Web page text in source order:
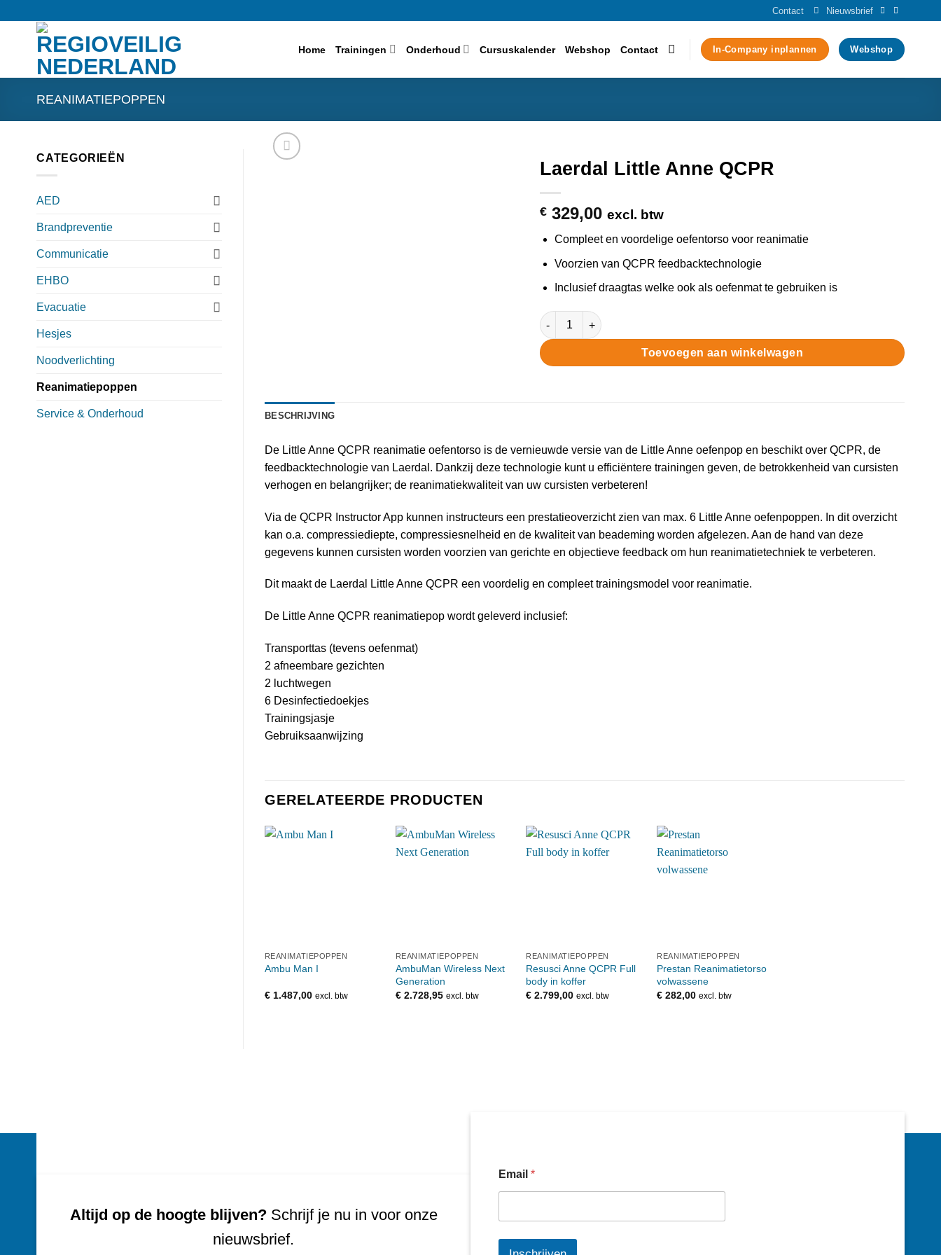
Contact Nieuwsbrief
Home Trainingen Onderhoud Cursuskalender Webshop Contact In-Company inplannen Webshop
REANIMATIEPOPPEN
CATEGORIEËN
AED
Brandpreventie
Communicatie
EHBO
Evacuatie
Hesjes
Noodverlichting
Reanimatiepoppen
Service & Onderhoud
Laerdal Little Anne QCPR
€ 329,00 excl. btw
Compleet en voordelige oefentorso voor reanimatie
Voorzien van QCPR feedbacktechnologie
Inclusief draagtas welke ook als oefenmat te gebruiken is
Laerdal Little Anne QCPR aantal
Toevoegen aan winkelwagen
BESCHRIJVING
De Little Anne QCPR reanimatie oefentorso is de vernieuwde versie van de Little Anne oefenpop en beschikt over QCPR, de
feedbacktechnologie van Laerdal. Dankzij deze technologie kunt u efficiëntere trainingen geven, de betrokkenheid van cursisten
verhogen en belangrijker; de reanimatiekwaliteit van uw cursisten verbeteren!
Via de QCPR Instructor App kunnen instructeurs een prestatieoverzicht zien van max. 6 Little Anne oefenpoppen. In dit overzicht
kan o.a. compressiediepte, compressiesnelheid en de kwaliteit van beademing worden afgelezen. Aan de hand van deze
gegevens kunnen cursisten worden voorzien van gerichte en objectieve feedback om hun reanimatietechniek te verbeteren.
Dit maakt de Laerdal Little Anne QCPR een voordelig en compleet trainingsmodel voor reanimatie.
De Little Anne QCPR reanimatiepop wordt geleverd inclusief:
Transporttas (tevens oefenmat)
2 afneembare gezichten
2 luchtwegen
6 Desinfectiedoekjes
Trainingsjasje
Gebruiksaanwijzing
GERELATEERDE PRODUCTEN
REANIMATIEPOPPEN
Ambu Man I
€1.487,00 excl. btw
REANIMATIEPOPPEN
AmbuMan Wireless Next
Generation
€2.728,95 excl. btw
REANIMATIEPOPPEN
Resusci Anne QCPR Full
body in koffer
€ 2.799,00 excl. btw
REANIMATIEPOPPEN
Prestan Reanimatietorso
volwassene
€ 282,00 excl. btw
Altijd op de hoogte blijven?Schrijf je nu in voor onze
nieuwsbrief.
Email *